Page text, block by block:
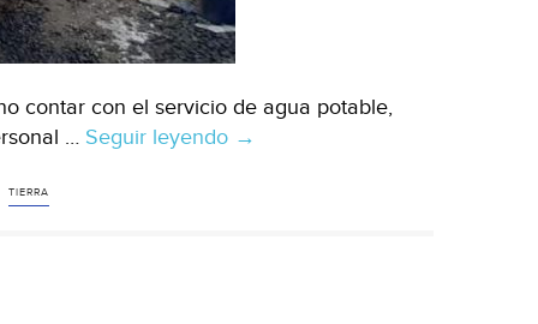
contar con el servicio de agua potable,
… Seguir leyendo Baja
→
TIERRA